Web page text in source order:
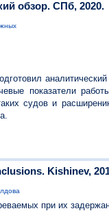
обзор. СПб, 2020.
показатели
судов и
Kishinev,
при их